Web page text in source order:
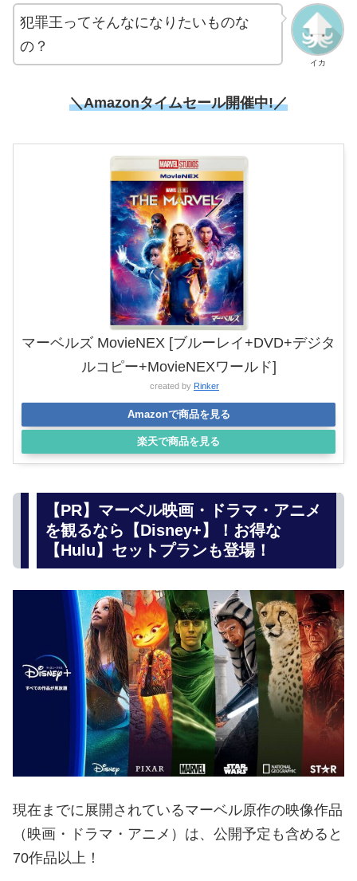
イカ
犯罪王ってそんなになりたいものな
の？
＼Amazonタイムセール開催中!／
マーベルズ MovieNEX [ブルーレイ+DVD+デジタ
ルコピー+MovieNEXワールド]
created by Rinker
Amazonで商品を見る
楽天で商品を見る
【PR】マーベル映画・ドラマ・アニメ
を観るなら【Disney+】！お得な
【Hulu】セットプランも登場！
現在までに展開されているマーベル原作の映像作品
（映画・ドラマ・アニメ）は、公開予定も含めると
70作品以上！